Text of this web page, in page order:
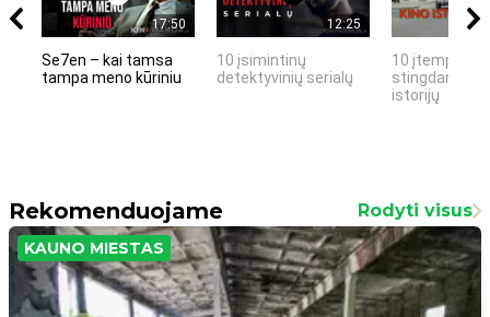
17:50
Se7en – kai tamsa
tampa meno kūriniu
12:25
10 įsimintinų
detektyvinių serialų
10 įtemptų,
stingdančių
istorijų
Rekomenduojame Rodyti visus
KAUNO MIESTAS